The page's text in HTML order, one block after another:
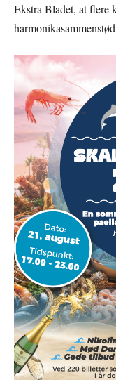
Ekstra Bladet, at flere